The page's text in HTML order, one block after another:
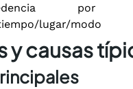
lugar/modo
y causas